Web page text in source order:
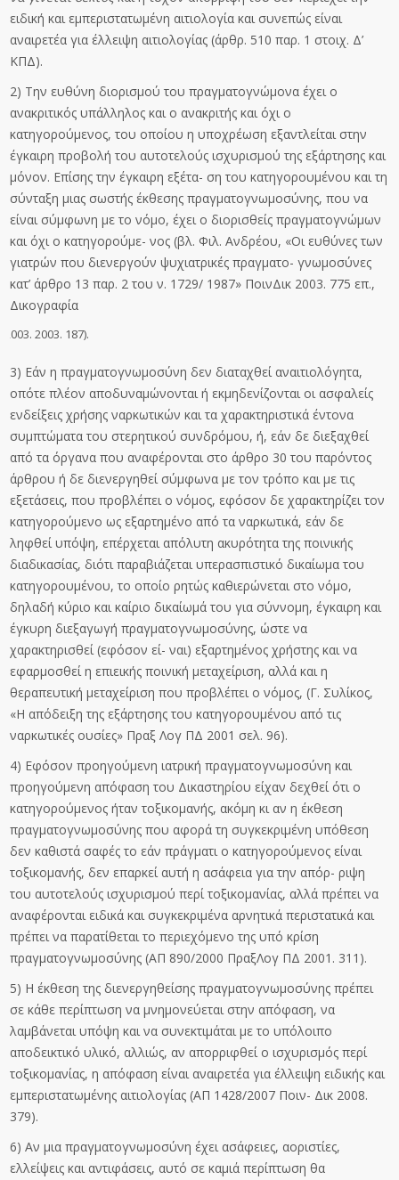
ειδική και εμπεριστατωμένη αιτιολογία και συνεπώς είναι
αναιρετέα για έλλειψη αιτιολογίας (άρθρ. 510 παρ. 1 στοιχ. Δ’
ΚΠΔ).
2) Την ευθύνη διορισμού του πραγματογνώμονα έχει ο
ανακριτικός υπάλληλος και ο ανακριτής και όχι ο
κατηγορούμενος, του οποίου η υποχρέωση εξαντλείται στην
έγκαιρη προβολή του αυτοτελούς ισχυρισμού της εξάρτησης και
μόνον. Επίσης την έγκαιρη εξέτα- ση του κατηγορουμένου και τη
σύνταξη μιας σωστής έκθεσης πραγματογνωμοσύνης, που να
είναι σύμφωνη με το νόμο, έχει ο διορισθείς πραγματογνώμων
και όχι ο κατηγορούμε- νος (βλ. Φιλ. Ανδρέου, «Οι ευθύνες των
γιατρών που διενεργούν ψυχιατρικές πραγματο- γνωμοσύνες
κατ’ άρθρο 13 παρ. 2 του ν. 1729/ 1987» ΠοινΔικ 2003. 775 επ.,
Δικογραφία
2003. 187).
3) Εάν η πραγματογνωμοσύνη δεν διαταχθεί αναιτιολόγητα,
οπότε πλέον αποδυναμώνονται ή εκμηδενίζονται οι ασφαλείς
ενδείξεις χρήσης ναρκωτικών και τα χαρακτηριστικά έντονα
συμπτώματα του στερητικού συνδρόμου, ή, εάν δε διεξαχθεί
από τα όργανα που αναφέρονται στο άρθρο 30 του παρόντος
άρθρου ή δε διενεργηθεί σύμφωνα με τον τρόπο και με τις
εξετάσεις, που προβλέπει ο νόμος, εφόσον δε χαρακτηρίζει τον
κατηγορούμενο ως εξαρτημένο από τα ναρκωτικά, εάν δε
ληφθεί υπόψη, επέρχεται απόλυτη ακυρότητα της ποινικής
διαδικασίας, διότι παραβιάζεται υπερασπιστικό δικαίωμα του
κατηγορουμένου, το οποίο ρητώς καθιερώνεται στο νόμο,
δηλαδή κύριο και καίριο δικαίωμά του για σύννομη, έγκαιρη και
έγκυρη διεξαγωγή πραγματογνωμοσύνης, ώστε να
χαρακτηρισθεί (εφόσον εί- ναι) εξαρτημένος χρήστης και να
εφαρμοσθεί η επιεικής ποινική μεταχείριση, αλλά και η
θεραπευτική μεταχείριση που προβλέπει ο νόμος, (Γ. Συλίκος,
«Η απόδειξη της εξάρτησης του κατηγορουμένου από τις
ναρκωτικές ουσίες» Πραξ Λογ ΠΔ 2001 σελ. 96).
4) Εφόσον προηγούμενη ιατρική πραγματογνωμοσύνη και
προηγούμενη απόφαση του Δικαστηρίου είχαν δεχθεί ότι ο
κατηγορούμενος ήταν τοξικομανής, ακόμη κι αν η έκθεση
πραγματογνωμοσύνης που αφορά τη συγκεκριμένη υπόθεση
δεν καθιστά σαφές το εάν πράγματι ο κατηγορούμενος είναι
τοξικομανής, δεν επαρκεί αυτή η ασάφεια για την απόρ- ριψη
του αυτοτελούς ισχυρισμού περί τοξικομανίας, αλλά πρέπει να
αναφέρονται ειδικά και συγκεκριμένα αρνητικά περιστατικά και
πρέπει να παρατίθεται το περιεχόμενο της υπό κρίση
πραγματογνωμοσύνης (ΑΠ 890/2000 ΠραξΛογ ΠΔ 2001. 311).
5) Η έκθεση της διενεργηθείσης πραγματογνωμοσύνης πρέπει
σε κάθε περίπτωση να μνημονεύεται στην απόφαση, να
λαμβάνεται υπόψη και να συνεκτιμάται με το υπόλοιπο
αποδεικτικό υλικό, αλλιώς, αν απορριφθεί ο ισχυρισμός περί
τοξικομανίας, η απόφαση είναι αναιρετέα για έλλειψη ειδικής και
εμπεριστατωμένης αιτιολογίας (ΑΠ 1428/2007 Ποιν- Δικ 2008.
379).
6) Αν μια πραγματογνωμοσύνη έχει ασάφειες, αοριστίες,
ελλείψεις και αντιφάσεις, αυτό σε καμιά περίπτωση θα